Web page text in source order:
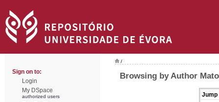
Sign on to:
Login
My DSpace
authorized users
/
Browsing by Author
Jump